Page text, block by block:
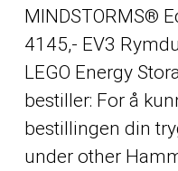
MINDSTORMS®
4145,- EV3
LEGO Energy
bestiller: For å
bestillingen din
under other